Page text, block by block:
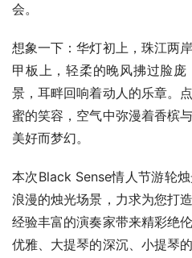
会。
想象一下：华灯初上，珠江两
甲板上，轻柔的晚风拂过脸
景，耳畔回响着动人的乐章。
蜜的笑容，空气中弥漫着香槟
美好而梦幻。
本次Black Sense情人节游轮
浪漫的烛光场景，力求为您打
经验丰富的演奏家带来精彩绝
优雅、大提琴的深沉、小提琴